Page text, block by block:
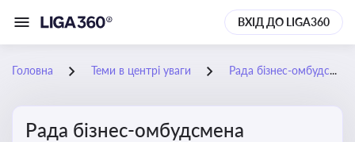
ВХІД ДО LIGA360
Головна Теми в центрі уваги Рада бізнес-омбудсмена
Рада бізнес-омбудсмена